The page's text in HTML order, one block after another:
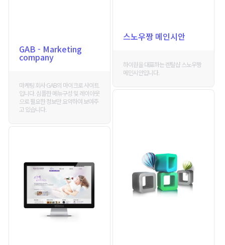
GAB - Marketing
company
마케팅 회사 GAB의 마이크로 사이트
입니다. 심플한 메뉴구성 및 레이아웃
으로 필요한 정보만 요약하여 보여주
고 있습니다.
스노우짱 메인시안
하이원을 대표하는 렌탈샵 스노우짱
메인시안입니다.